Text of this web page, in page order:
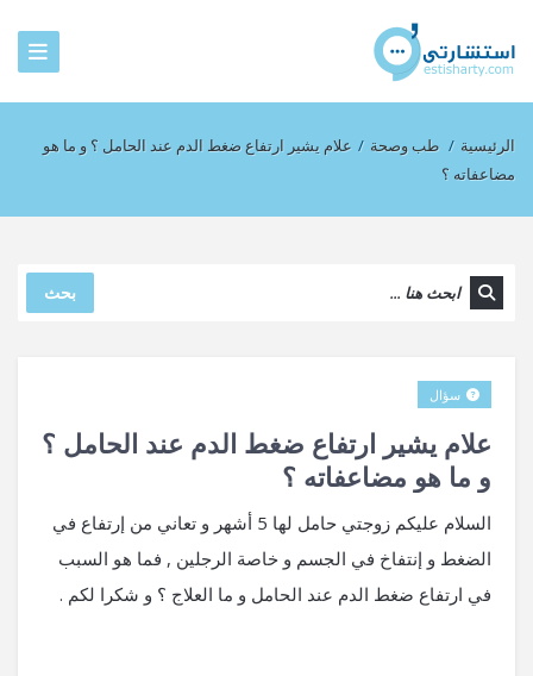
الرئيسية / طب وصحة / علام يشير ارتفاع ضغط الدم عند الحامل ؟ و ما هو
مضاعفاته ؟
بحث
علام يشير ارتفاع ضغط الدم عند الحامل ؟
و ما هو مضاعفاته ؟
سؤال
السلام عليكم زوجتي حامل لها 5 أشهر و تعاني من إرتفاع في
الضغط و إنتفاخ في الجسم و خاصة الرجلين , فما هو السبب
في ارتفاع ضغط الدم عند الحامل و ما العلاج ؟ و شكرا لكم .